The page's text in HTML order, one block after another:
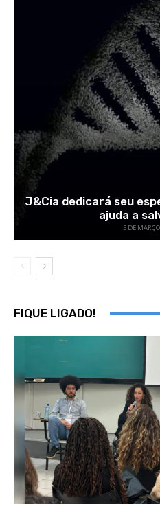
J&Cia dedicará seu
ajuda a
5 DE
FIQUE LIGADO!